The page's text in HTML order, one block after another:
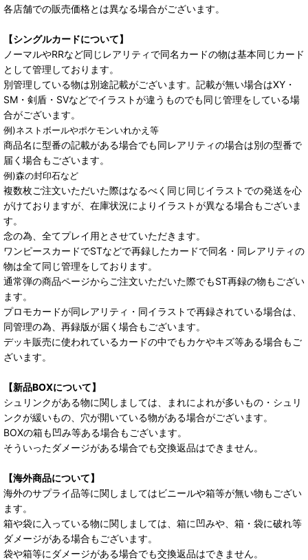
各店舗での販売価格とは異なる場合がございます。
【シングルカードについて】
ノーマルやRRなど同じレアリティで同名カードの物は基本同じカード
として管理しております。
別管理している物は別途記載がございます。記載が無い場合はXY・
SM・剣盾・SVなどでイラストが違うものでも同じ管理をしている場
合がございます。
例)ネストボールやポケモンいれかえ等
商品名に型番の記載がある場合でも同レアリティの場合は別の型番で
届く場合もございます。
例)森の封印石など
複数枚ご注文いただいた際はなるべく同じ同じイラストでの発送を心
がけておりますが、在庫状況によりイラストが異なる場合もございま
す。
念の為、全てプレイ用とさせていただきます。
ワンピースカードでSTなどで再録したカードで同名・同レアリティの
物は全て同じ管理をしております。
通常弾の商品ページからご注文いただいた際でもST再録の物もござい
ます。
プロモカードが同レアリティ・同イラストで再録されている場合は、
同管理の為、再録版が届く場合もございます。
デッキ販売に使われているカードの中でもカケやキズ等ある場合もご
ざいます。
【新品BOXについて】
シュリンクがある物に関しましては、まれによれが多いもの・シュリ
ンクが緩いもの、穴が開いている物がある場合がございます。
BOXの箱も凹み等ある場合もございます。
そういったダメージがある場合でも交換返品はできません。
【海外商品について】
海外のサプライ品等に関しましてはビニールや箱等が無い物もござい
ます。
箱や袋に入っている物に関しましては、箱に凹みや、箱・袋に破れ等
ダメージがある場合もございます。
袋や箱等にダメージがある場合でも交換返品はできません。